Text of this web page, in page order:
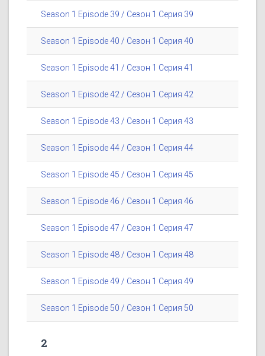
Season 1 Episode 39 / Сезон 1 Серия 39
Season 1 Episode 40 / Сезон 1 Серия 40
Season 1 Episode 41 / Сезон 1 Серия 41
Season 1 Episode 42 / Сезон 1 Серия 42
Season 1 Episode 43 / Сезон 1 Серия 43
Season 1 Episode 44 / Сезон 1 Серия 44
Season 1 Episode 45 / Сезон 1 Серия 45
Season 1 Episode 46 / Сезон 1 Серия 46
Season 1 Episode 47 / Сезон 1 Серия 47
Season 1 Episode 48 / Сезон 1 Серия 48
Season 1 Episode 49 / Сезон 1 Серия 49
Season 1 Episode 50 / Сезон 1 Серия 50
2